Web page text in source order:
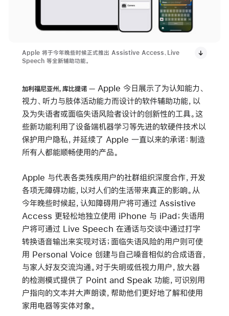
Apple 将于今年晚些时候正式推出 Assistive Access、Live
Speech 等全新辅助功能。
加利福尼亚州，库比提诺
Apple 今日展示了为认知能力、
视力、听力与肢体活动能力而设计的软件辅助功能，以
及为失语者或面临失语风险者设计的创新性的工具。这
些新功能利用了设备端机器学习等先进的软硬件技术以
保护用户隐私，并延续了 Apple 一直以来的承诺：制造
所有人都能顺畅使用的产品。
Apple 与代表各类残疾用户的社群组织深度合作，开发
各项无障碍功能，以对人们的生活带来真正的影响。从
今年晚些时候起，认知障碍用户将可通过 Assistive
Access 更轻松地独立使用 iPhone 与 iPad；失语用
户将可通过 Live Speech 在通话与交谈中通过打字
转换语音输出来实现对话；面临失语风险的用户则可使
用 Personal Voice 创建与自己嗓音相似的合成语音，
与家人好友交流沟通。对于失明或低视力用户，放大器
的检测模式提供了 Point and Speak 功能，可识别用
户指向的文本并大声朗读，帮助他们更好地了解和使用
家用电器等实体对象。